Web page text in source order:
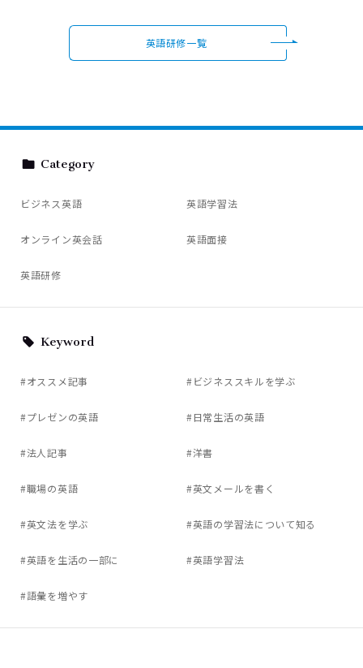
英語研修一覧
Category
ビジネス英語 英語学習法
オンライン英会話 英語面接
英語研修
Keyword
#オススメ記事 #ビジネススキルを学ぶ
#プレゼンの英語 #日常生活の英語
#法人記事 #洋書
#職場の英語 #英文メールを書く
#英文法を学ぶ #英語の学習法について知る
#英語を生活の一部に #英語学習法
#語彙を増やす